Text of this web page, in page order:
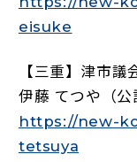
eisuke
【三重】津市議
伊藤 てつや（公
https://new-
tetsuya